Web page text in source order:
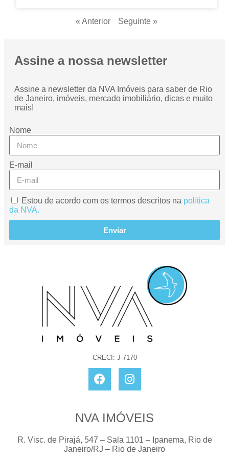
« Anterior Seguinte »
Assine a nossa newsletter
Assine a newsletter da NVA Imóveis para saber de Rio
de Janeiro, imóveis, mercado imobiliário, dicas e muito
mais!
Nome
E-mail
Estou de acordo com os termos descritos na política
da NVA.
Enviar
CRECI: J-7170
NVA IMÓVEIS
R. Visc. de Pirajá, 547 – Sala 1101 – Ipanema, Rio de
Janeiro/RJ – Rio de Janeiro